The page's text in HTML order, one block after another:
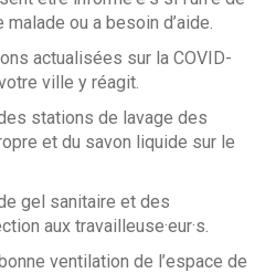
ou a besoin d’aide.
actualisées sur la COVID-
ville y réagit.
stations de lavage des
et du savon liquide sur le
gel sanitaire et des
aux travailleuse·eur·s.
ventilation de l’espace de